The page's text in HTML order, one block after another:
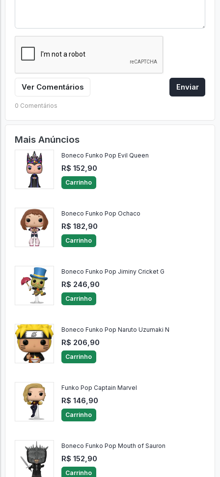
Ver Comentários Enviar
0 Comentários
Mais Anúncios
Boneco Funko Pop Evil Queen
R$ 152,90
Carrinho
Boneco Funko Pop Ochaco
R$ 182,90
Carrinho
Boneco Funko Pop Jiminy Cricket G
R$ 246,90
Carrinho
Boneco Funko Pop Naruto Uzumaki N
R$ 206,90
Carrinho
Funko Pop Captain Marvel
R$ 146,90
Carrinho
Boneco Funko Pop Mouth of Sauron
R$ 152,90
Carrinho